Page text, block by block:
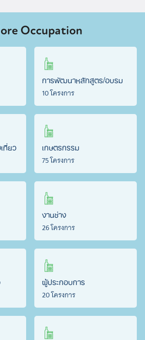
Occupation
การพัฒนาหลักสูตร/อบรม
10 โครงการ
ที่ยว เกษตรกรรม
75 โครงการ
งานช่าง
26 โครงการ
ผู้ประกอบการ
20 โครงการ